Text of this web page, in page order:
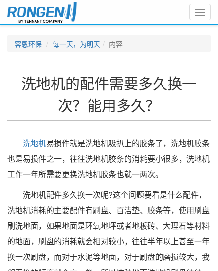
容恩环保 每一天，为明天 内容
洗地机的配件需要多久换一
次？能用多久？
洗地机易损件就是洗地机吸扒上的胶条了，洗地机胶条
也是易损件之一，往往洗地机胶条的消耗要小很多，洗地机
工作一年所需要更换洗地机胶条也就一两次。
洗地机配件多久换一次呢?这个问题要看是什么配件，
洗地机消耗的主要配件有刷盘、百洁垫、胶条等，使用刷盘
刷洗地面，如果地面是环氧地坪或者地板砖、大理石等材料
的地面，刷盘的消耗就会相对较小，往往半年以上甚至一年
换一次刷盘，而对于水泥等地面，对于刷盘的磨损较大，我